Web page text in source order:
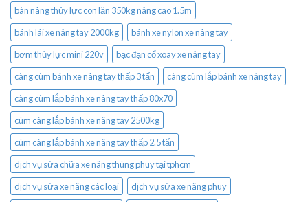
bàn nâng thủy lực con lăn 350kg nâng cao 1.5m
bánh lái xe nâng tay 2000kg
bánh xe nylon xe nâng tay
bơm thủy lực mini 220v
bạc đạn cổ xoay xe nâng tay
càng cùm bánh xe nâng tay thấp 3 tấn
càng cùm lắp bánh xe nâng tay
càng cùm lắp bánh xe nâng tay thấp 80x70
cùm càng lắp bánh xe nâng tay 2500kg
cùm càng lắp bánh xe nâng tay thấp 2.5 tấn
dịch vụ sửa chữa xe nâng thùng phuy tại tphcm
dịch vụ sửa xe nâng các loại
dịch vụ sửa xe nâng phuy